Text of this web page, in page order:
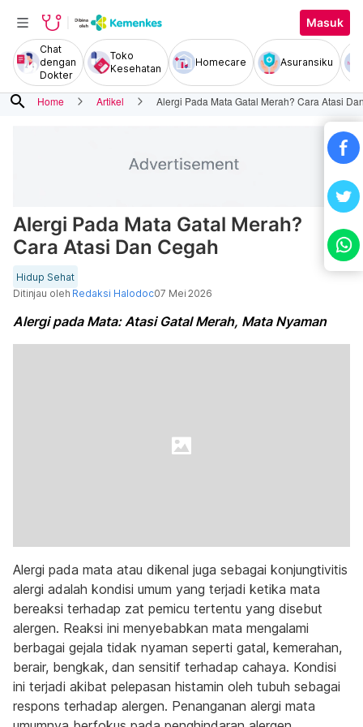
Masuk
Chat
dengan
Dokter
Toko
Kesehatan
Homecare Asuransiku
search Home Artikel Alergi Pada Mata Gatal Merah? Cara Atasi
Alergi Pada Mata Gatal Merah?
Cara Atasi Dan Cegah
Hidup Sehat
Ditinjau oleh Redaksi Halodoc07 Mei 2026
Alergi pada Mata: Atasi Gatal Merah, Mata Nyaman
Alergi pada mata atau dikenal juga sebagai konjungtivitis
alergi adalah kondisi umum yang terjadi ketika mata
bereaksi terhadap zat pemicu tertentu yang disebut
alergen. Reaksi ini menyebabkan mata mengalami
berbagai gejala tidak nyaman seperti gatal, kemerahan,
berair, bengkak, dan sensitif terhadap cahaya. Kondisi
ini terjadi akibat pelepasan histamin oleh tubuh sebagai
respons terhadap alergen. Penanganan alergi mata